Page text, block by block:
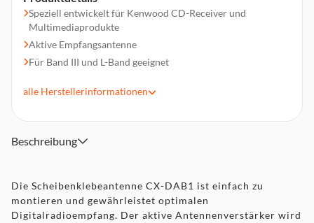
Speziell entwickelt für Kenwood CD-Receiver und
Multimediaprodukte
Aktive Empfangsantenne
Für Band III und L-Band geeignet
Großflächige Masseverbindung für optimale
alle Herstellerinformationen
Beschreibung
Die Scheibenklebeantenne CX-DAB1 ist einfach zu
montieren und gewährleistet optimalen
Digitalradioempfang. Der aktive Antennenverstärker wird